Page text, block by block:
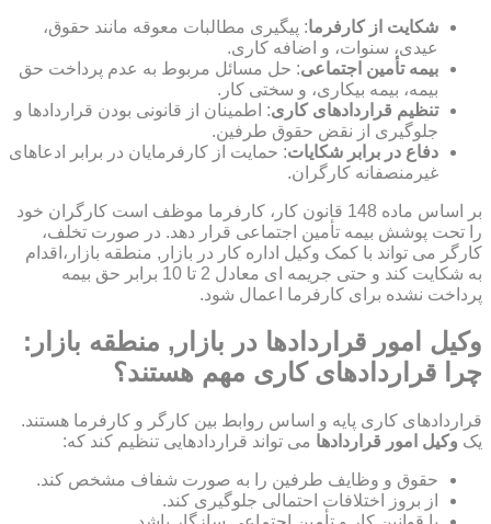
شکایت از کارفرما: پیگیری مطالبات معوقه مانند حقوق،
عیدی، سنوات، و اضافه کاری.
بیمه تأمین اجتماعی: حل مسائل مربوط به عدم پرداخت حق
بیمه، بیمه بیکاری، و سختی کار.
تنظیم قراردادهای کاری: اطمینان از قانونی بودن قراردادها و
جلوگیری از نقض حقوق طرفین.
دفاع در برابر شکایات: حمایت از کارفرمایان در برابر ادعاهای
غیرمنصفانه کارگران.
بر اساس ماده 148 قانون کار، کارفرما موظف است کارگران خود
را تحت پوشش بیمه تأمین اجتماعی قرار دهد. در صورت تخلف،
کارگر می تواند با کمک وکیل اداره کار در بازار, منطقه بازار،اقدام
به شکایت کند و حتی جریمه ای معادل 2 تا 10 برابر حق بیمه
پرداخت نشده برای کارفرما اعمال شود.
وکیل امور قراردادها در بازار, منطقه بازار:
چرا قراردادهای کاری مهم هستند؟
قراردادهای کاری پایه و اساس روابط بین کارگر و کارفرما هستند.
یک وکیل امور قراردادها می تواند قراردادهایی تنظیم کند که:
حقوق و وظایف طرفین را به صورت شفاف مشخص کند.
از بروز اختلافات احتمالی جلوگیری کند.